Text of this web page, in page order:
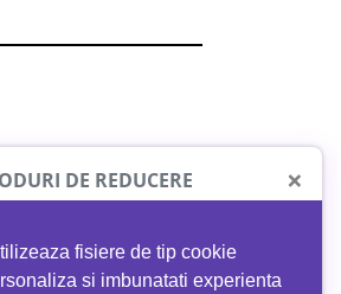
fisiere de tip cookie
si imbunatati experienta
DE REDUCERE ×
MYPROTEIN